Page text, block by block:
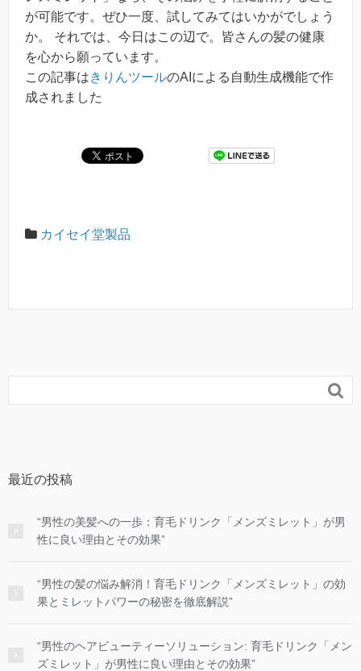
が可能です。ぜひ一度、試してみてはいかがでしょう
か。 それでは、今日はこの辺で。皆さんの髪の健康
を心から願っています。
この記事はきりんツールのAIによる自動生成機能で作
成されました
カイセイ堂製品

最近の投稿
“男性の美髪への一歩：育毛ドリンク「メンズミレット」が男
性に良い理由とその効果”
“男性の髪の悩み解消！育毛ドリンク「メンズミレット」の効
果とミレットパワーの秘密を徹底解説”
“男性のヘアビューティーソリューション: 育毛ドリンク「メン
ズミレット」が男性に良い理由とその効果”